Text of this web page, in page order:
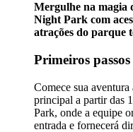
Mergulhe na magia
Night Park com
atrações do parque
Primeiros passos
Comece sua aventura
principal a partir das
Park, onde a equipe
entrada e fornecerá